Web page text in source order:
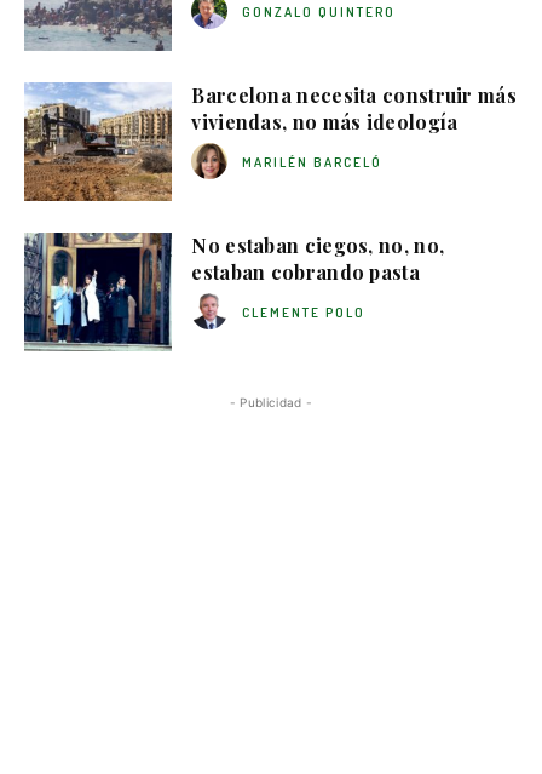
GONZALO QUINTERO
Barcelona necesita construir más
viviendas, no más ideología
MARILÉN BARCELÓ
No estaban ciegos, no, no,
estaban cobrando pasta
CLEMENTE POLO
- Publicidad -